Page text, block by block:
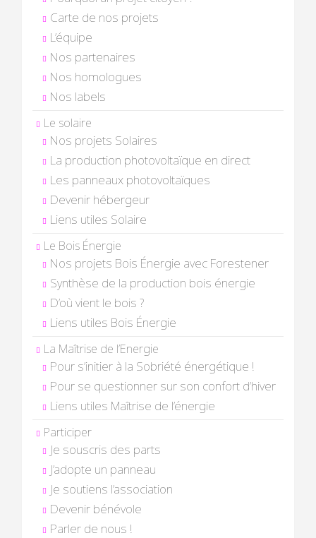
Carte de nos projets
L’équipe
Nos partenaires
Nos homologues
Nos labels
Le solaire
Nos projets Solaires
La production photovoltaïque en direct
Les panneaux photovoltaïques
Devenir hébergeur
Liens utiles Solaire
Le Bois Énergie
Nos projets Bois Énergie avec Forestener
Synthèse de la production bois énergie
D’où vient le bois ?
Liens utiles Bois Énergie
La Maîtrise de l’Energie
Pour s’initier à la Sobriété énergétique !
Pour se questionner sur son confort d’hiver
Liens utiles Maîtrise de l’énergie
Participer
Je souscris des parts
J’adopte un panneau
Je soutiens l’association
Devenir bénévole
Parler de nous !